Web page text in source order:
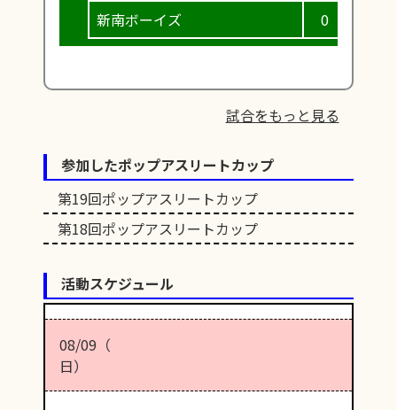
新南ボーイズ
0
試合をもっと見る
参加したポップアスリートカップ
第19回ポップアスリートカップ
第18回ポップアスリートカップ
活動スケジュール
08/09（
日）